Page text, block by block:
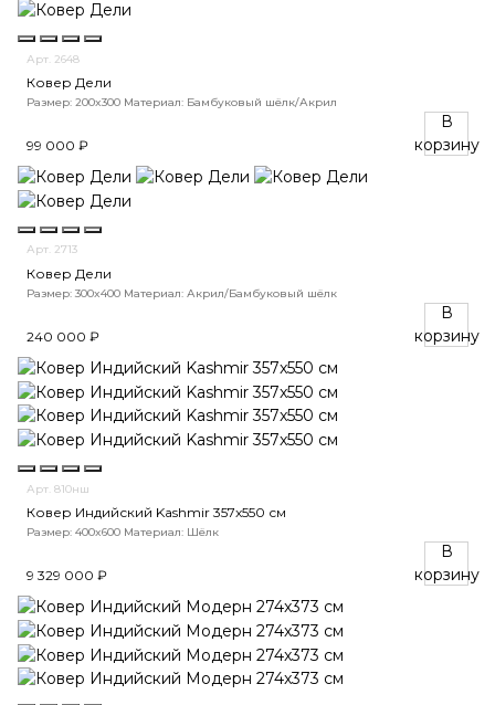
Арт. 2648
Ковер Дели
Размер: 200x300 Материал: Бамбуковый шёлк/Акрил
99 000 ₽
В
корзину
Арт. 2713
Ковер Дели
Размер: 300x400 Материал: Акрил/Бамбуковый шёлк
240 000 ₽
В
корзину
Арт. 810нш
Ковер Индийский Kashmir 357x550 см
Размер: 400x600 Материал: Шёлк
9 329 000 ₽
В
корзину